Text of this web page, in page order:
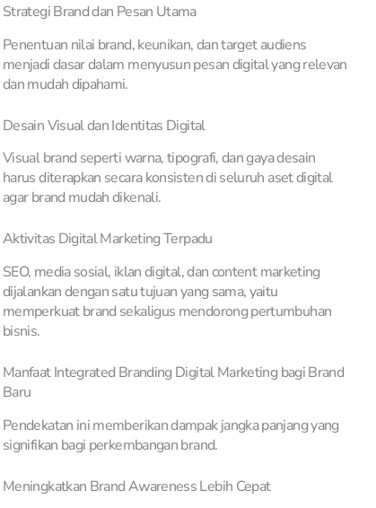
Strategi Brand dan Pesan Utama
Penentuan nilai brand, keunikan, dan target audiens
menjadi dasar dalam menyusun pesan digital yang relevan
dan mudah dipahami.
Desain Visual dan Identitas Digital
Visual brand seperti warna, tipografi, dan gaya desain
harus diterapkan secara konsisten di seluruh aset digital
agar brand mudah dikenali.
Aktivitas Digital Marketing Terpadu
SEO, media sosial, iklan digital, dan content marketing
dijalankan dengan satu tujuan yang sama, yaitu
memperkuat brand sekaligus mendorong pertumbuhan
bisnis.
Manfaat Integrated Branding Digital Marketing bagi Brand
Baru
Pendekatan ini memberikan dampak jangka panjang yang
signifikan bagi perkembangan brand.
Meningkatkan Brand Awareness Lebih Cepat